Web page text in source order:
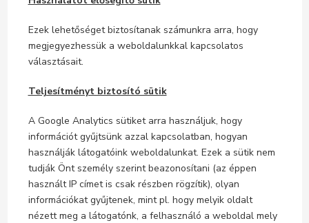
Ezek lehetőséget biztosítanak számunkra arra, hogy
megjegyezhessük a weboldalunkkal kapcsolatos
választásait.
Teljesítményt biztosító sütik
A Google Analytics sütiket arra használjuk, hogy
információt gyűjtsünk azzal kapcsolatban, hogyan
használják látogatóink weboldalunkat. Ezek a sütik nem
tudják Önt személy szerint beazonosítani (az éppen
használt IP címet is csak részben rögzítik), olyan
információkat gyűjtenek, mint pl. hogy melyik oldalt
nézett meg a látogatónk, a felhasználó a weboldal mely